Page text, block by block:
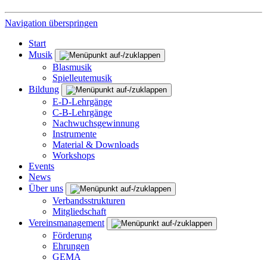
Navigation überspringen
Start
Musik
Blasmusik
Spielleutemusik
Bildung
E-D-Lehrgänge
C-B-Lehrgänge
Nachwuchsgewinnung
Instrumente
Material & Downloads
Workshops
Events
News
Über uns
Verbandsstrukturen
Mitgliedschaft
Vereinsmanagement
Förderung
Ehrungen
GEMA